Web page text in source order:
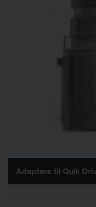
Adaptere til Quik